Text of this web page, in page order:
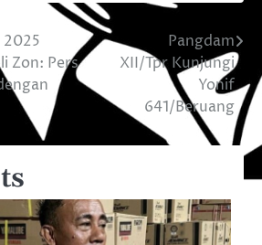
2025
Zon: Pers
Pangdam
XII/Tpr Kunjungi
Yonif
641/Beruang